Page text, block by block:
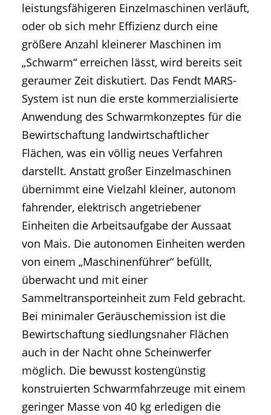
leistungsfähigeren Einzelmaschinen verläuft,
oder ob sich mehr Effizienz durch eine
größere Anzahl kleinerer Maschinen im
„Schwarm“ erreichen lässt, wird bereits seit
geraumer Zeit diskutiert. Das Fendt MARS-
System ist nun die erste kommerzialisierte
Anwendung des Schwarmkonzeptes für die
Bewirtschaftung landwirtschaftlicher
Flächen, was ein völlig neues Verfahren
darstellt. Anstatt großer Einzelmaschinen
übernimmt eine Vielzahl kleiner, autonom
fahrender, elektrisch angetriebener
Einheiten die Arbeitsaufgabe der Aussaat
von Mais. Die autonomen Einheiten werden
von einem „Maschinenführer“ befüllt,
überwacht und mit einer
Sammeltransporteinheit zum Feld gebracht.
Bei minimaler Geräuschemission ist die
Bewirtschaftung siedlungsnaher Flächen
auch in der Nacht ohne Scheinwerfer
möglich. Die bewusst kostengünstig
konstruierten Schwarmfahrzeuge mit einem
geringer Masse von 40 kg erledigen die